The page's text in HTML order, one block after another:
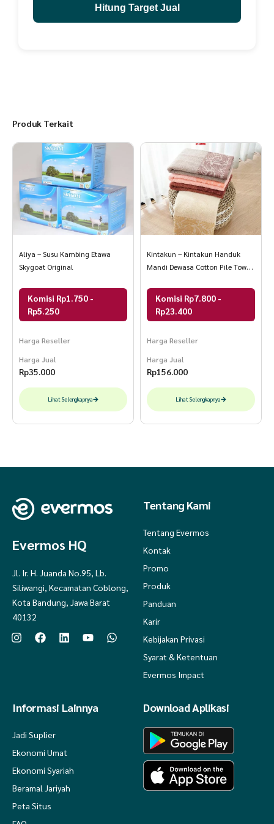
Hitung Target Jual
Produk Terkait
Aliya – Susu Kambing Etawa
Skygoat Original
Komisi Rp1.750 -
Rp5.250
Harga Reseller
Harga Jual
Rp35.000
Lihat Selengkapnya
Kintakun – Kintakun Handuk
Mandi Dewasa Cotton Pile Towel
Komisi Rp7.800 -
Rp23.400
Harga Reseller
Harga Jual
Rp156.000
Lihat Selengkapnya
Evermos HQ
Jl. Ir. H. Juanda No.95, Lb.
Siliwangi, Kecamatan Coblong,
Kota Bandung, Jawa Barat
40132
Tentang Kami
Tentang Evermos
Kontak
Promo
Produk
Panduan
Karir
Kebijakan Privasi
Syarat & Ketentuan
Evermos Impact
Informasi Lainnya
Jadi Suplier
Ekonomi Umat
Ekonomi Syariah
Beramal Jariyah
Peta Situs
Download Aplikasi